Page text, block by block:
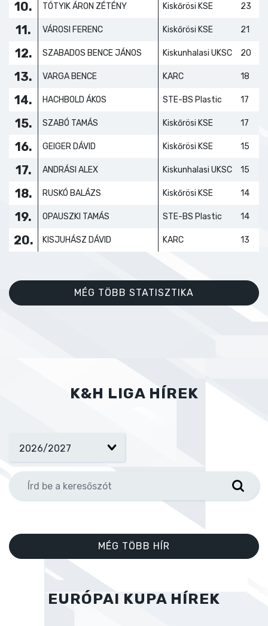
10. TÓTYIK ÁRON ZÉTÉNY Kiskőrösi KSE 23
11. VÁROSI FERENC Kiskőrösi KSE 21
12. SZABADOS BENCE JÁNOS Kiskunhalasi UKSC 20
13. VARGA BENCE KARC 18
14. HACHBOLD ÁKOS STE-BS Plastic 17
15. SZABÓ TAMÁS Kiskőrösi KSE 17
16. GEIGER DÁVID Kiskőrösi KSE 15
17. ANDRÁSI ALEX Kiskunhalasi UKSC 15
18. RUSKÓ BALÁZS Kiskőrösi KSE 14
19. OPAUSZKI TAMÁS STE-BS Plastic 14
20. KISJUHÁSZ DÁVID KARC 13
MÉG TÖBB STATISZTIKA
K&H LIGA HÍREK
MÉG TÖBB HÍR
EURÓPAI KUPA HÍREK